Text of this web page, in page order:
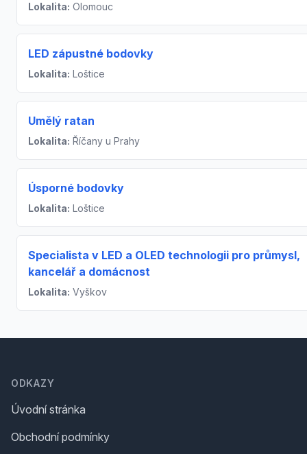
Lokalita: Olomouc
LED zápustné bodovky
Lokalita: Loštice
Umělý ratan
Lokalita: Říčany u Prahy
Úsporné bodovky
Lokalita: Loštice
Specialista v LED a OLED technologii pro průmysl,
kancelář a domácnost
Lokalita: Vyškov
ODKAZY
Úvodní stránka
Obchodní podmínky